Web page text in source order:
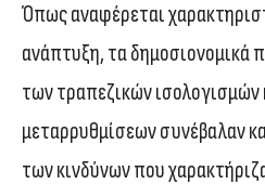
Όπως αναφέρεται
ανάπτυξη, τα δημοσιονομικά
των τραπεζικών ισολογισμών
μεταρρυθμίσεων συνέβαλαν
των κινδύνων που